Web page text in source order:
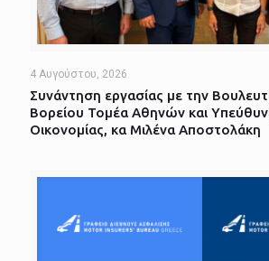
4 Αυγούστου, 2026
Συνάντηση εργασίας με την
Βορείου Τομέα Αθηνών και
Οικονομίας, κα Μιλένα Αποστολάκη